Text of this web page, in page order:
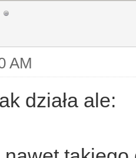
AM
działa ale: